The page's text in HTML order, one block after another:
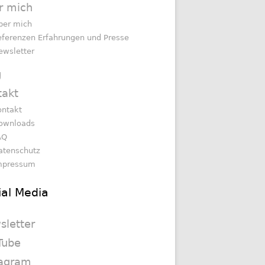
mich
mich
Erfahrungen und Presse
Media